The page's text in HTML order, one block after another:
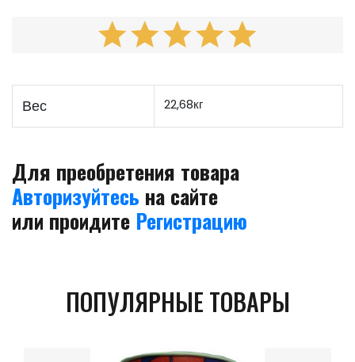
Вес 22,68кг
Для преобретения товара
Авторизуйтесь на сайте
или проидите Регистрацию
ПОПУЛЯРНЫЕ ТОВАРЫ